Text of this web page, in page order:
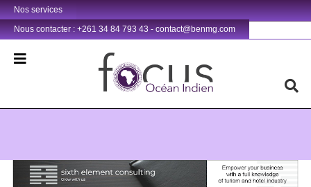
Nos services
Nous contacter : +261 34 84 793 43 - contact@benmg.com